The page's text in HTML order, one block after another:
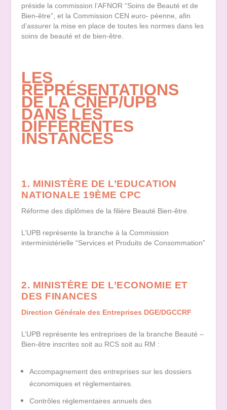
préside la commission l’AFNOR “Soins de Beauté et de
Bien-être”, et la Commission CEN euro- péenne, afin
d’assurer la mise en place de toutes les normes dans les
soins de beauté et de bien-être.
LES
REPRÉSENTATIONS
DE LA CNEP/UPB
DANS LES
DIFFÉRENTES
INSTANCES
1. MINISTÈRE DE L’EDUCATION
NATIONALE 19ÈME CPC
Réforme des diplômes de la filière Beauté Bien-être.
L’UPB représente la branche à la Commission
interministérielle “Services et Produits de Consommation”
2. MINISTÈRE DE L’ECONOMIE ET
DES FINANCES
Direction Générale des Entreprises DGE/DGCCRF
L’UPB représente les entreprises de la branche Beauté –
Bien-être inscrites soit au RCS soit au RM :
Accompagnement des entreprises sur les dossiers
économiques et règlementaires.
Contrôles réglementaires annuels des